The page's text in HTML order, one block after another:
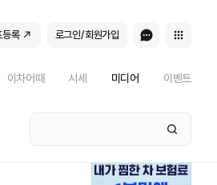
이차어때 시세 미디어 이벤트
등록 로그인/회원가입